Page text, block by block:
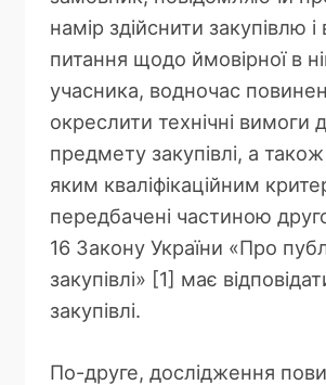
намір здійснити закупівлю і
питання щодо ймовірної в
учасника, водночас повинен
окреслити технічні вимоги
предмету закупівлі, а
яким кваліфікаційним
передбачені частиною
16 Закону України «Про
закупівлі» [1] має
закупівлі.
По-друге, дослідження